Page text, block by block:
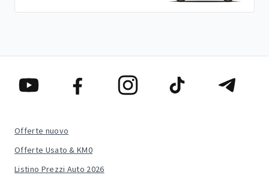
Offerte nuovo
Offerte Usato & KM0
Listino Prezzi Auto 2026